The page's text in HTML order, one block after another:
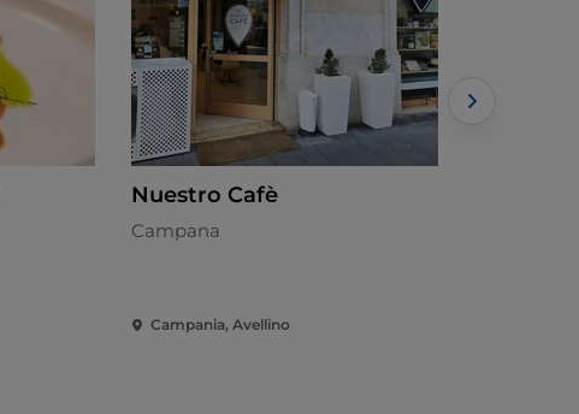
Nuestro Cafè
Campana
Campania, Avellino